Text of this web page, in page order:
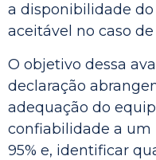
a disponibilidade
aceitável no caso
O objetivo dessa
declaração
adequação do
confiabilidade a
95% e, identificar